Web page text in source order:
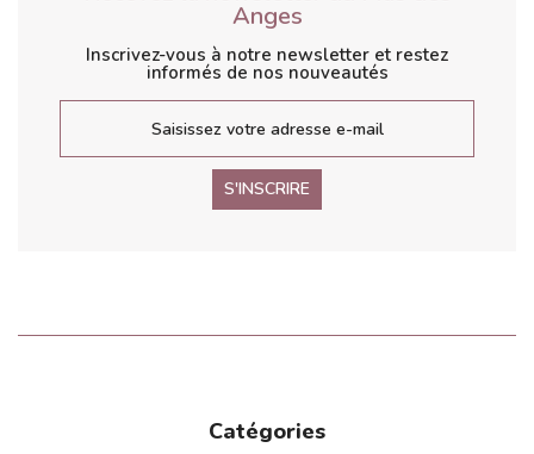
Anges
Inscrivez-vous à notre newsletter et restez
informés de nos nouveautés
S'INSCRIRE
Catégories